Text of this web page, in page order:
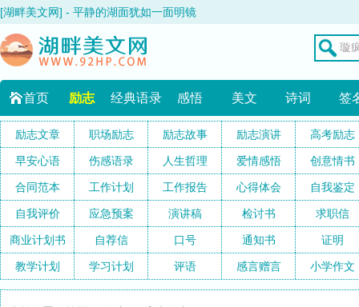
[湖畔美文网] - 平静的湖面犹如一面明镜
首页 励志 经典语录 感悟 美文 诗词 签
励志文章 职场励志 励志故事 励志演讲 高考励志
早安心语 伤感语录 人生哲理 爱情感悟 创意情书
合同范本 工作计划 工作报告 心得体会 自我鉴定
自我评价 应急预案 演讲稿 检讨书 求职信
商业计划书 自荐信 口号 通知书 证明
教学计划 学习计划 评语 感言赠言 小学作文